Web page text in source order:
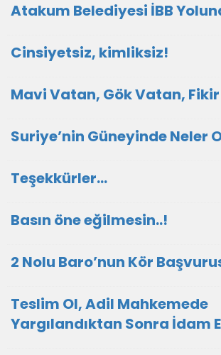
Atakum Belediyesi İBB
Cinsiyetsiz, kimliksiz!
Mavi Vatan, Gök Vatan,
Suriye’nin Güneyinde Neler
Teşekkürler…
Basın öne eğilmesin..!
2 Nolu Baro’nun Kör
Teslim Ol, Adil Mahkemede
Yargılandıktan Sonra İdam